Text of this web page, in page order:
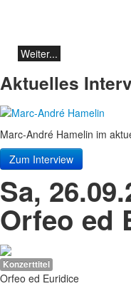
Weiter...
Aktuelles
Marc-André Hamelin im
Zum Interview
Sa,
Orfeo ed
Konzerttitel
Orfeo ed Euridice